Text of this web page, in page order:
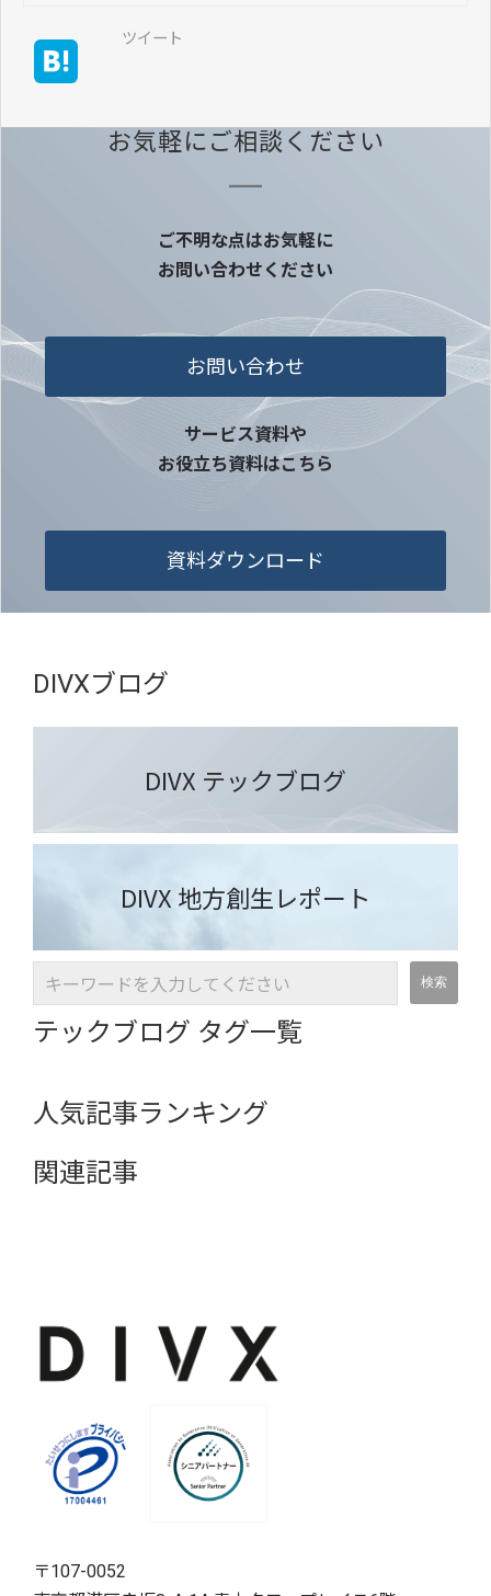
ツイート
お気軽にご相談ください
ご不明な点はお気軽に
お問い合わせください
お問い合わせ
サービス資料や
お役立ち資料はこちら
資料ダウンロード
DIVXブログ
DIVX テックブログ
DIVX 地方創生レポート
テックブログ タグ一覧
人気記事ランキング
関連記事
〒107-0052